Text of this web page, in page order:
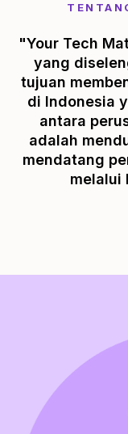
"Your Tech
yang
tujuan
di Indonesia
antara
adalah
mendatang
melalui